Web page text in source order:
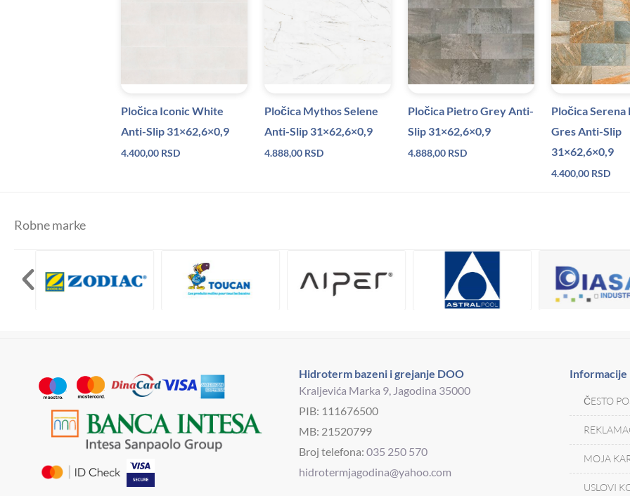
Pločica Iconic White
Anti-Slip 31×62,6×0,9
4.400,00 RSD
Pločica Mythos Selene
Anti-Slip 31×62,6×0,9
4.888,00 RSD
Pločica Pietro Grey Anti-
Slip 31×62,6×0,9
4.888,00 RSD
Pločica Serena
Gres Anti-Slip
31×62,6×0,9
4.400,00 RSD
Robne marke
Hidroterm bazeni i grejanje DOO
Kraljevića Marka 9, Jagodina 35000
PIB: 111676500
MB: 21520799
Broj telefona:035 250 570
hidrotermjagodina@yahoo.com
Informacije
ČESTO
MOJA
USLOVI